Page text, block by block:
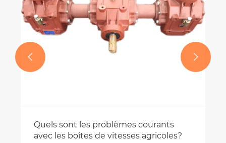
Quels sont les problèmes courants
avec les boîtes de vitesses agricoles?
 